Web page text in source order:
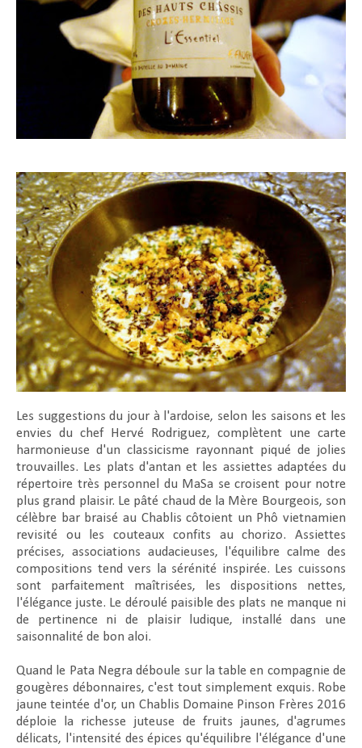
Les suggestions du jour à l'ardoise, selon les saisons et les
envies du chef Hervé Rodriguez, complètent une carte
harmonieuse d'un classicisme rayonnant piqué de jolies
trouvailles. Les plats d'antan et les assiettes adaptées du
répertoire très personnel du MaSa se croisent pour notre
plus grand plaisir. Le pâté chaud de la Mère Bourgeois, son
célèbre bar braisé au Chablis côtoient un Phô vietnamien
revisité ou les couteaux confits au chorizo. Assiettes
précises, associations audacieuses, l'équilibre calme des
compositions tend vers la sérénité inspirée. Les cuissons
sont parfaitement maîtrisées, les dispositions nettes,
l'élégance juste. Le déroulé paisible des plats ne manque ni
de pertinence ni de plaisir ludique, installé dans une
saisonnalité de bon aloi.
Quand le Pata Negra déboule sur la table en compagnie de
gougères débonnaires, c'est tout simplement exquis. Robe
jaune teintée d'or, un Chablis Domaine Pinson Frères 2016
déploie la richesse juteuse de fruits jaunes, d'agrumes
délicats, l'intensité des épices qu'équilibre l'élégance d'une